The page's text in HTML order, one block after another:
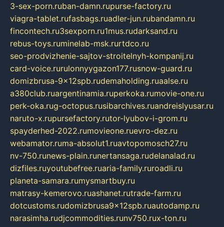
3-sex-porn.ruban-damn.rupurse-factory.ru
viagra-tablet.rufasbags.ruadler-jun.rubandamn.ru
fincontech.ru3sexporn.ru1mus.rudarksand.ru
rebus-toys.ruminelab-msk.rurtdco.ru
seo-prodvizhenie-sajtov-stroitelnyh-kompanij.ru
card-voice.rurulonnyygazon177.rusnow-guard.ru
domizbrusa-9x12spb.rudemaholding.ruaalse.ru
a380club.ruargentinamia.ruperkoka.rumovie-one.ru
perk-oka.rug-octopus.rusibarchives.ruandreislyusar.ru
naruto-x.rupursefactory.rutor-lyubov-i-grom.ru
spayderhed-2022.rumovieone.ruevro-dez.ru
webamator.ruma-absolut1.ruavtopomosch27.ru
nv-750.runews-plain.runertansaga.rudelanalad.ru
dizfiles.ruyoutubefree.ruaria-family.ruroadli.ru
planeta-samara.rumysmartbuy.ru
matrasy-kemerovo.ruashanet.rutrade-farm.ru
dotcustoms.rudomizbrusa9x12spb.ruautodamp.ru
narasimha.rudjcommodities.runv750.rux-ton.ru